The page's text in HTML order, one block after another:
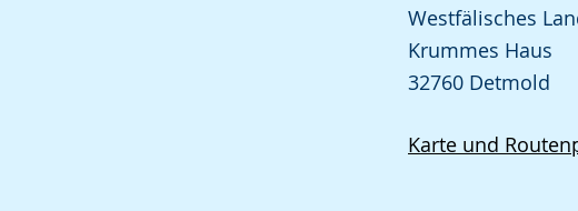
Westfälisches
Krummes Haus
32760 Detmold
Karte und